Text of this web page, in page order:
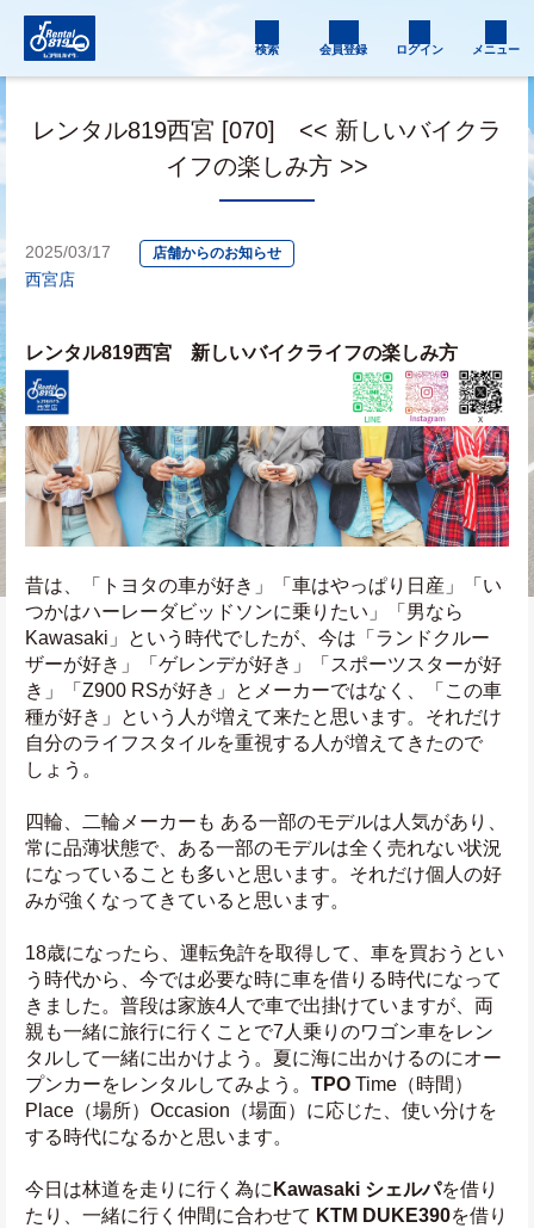
検索 会員登録 ログイン メニュー
レンタル819西宮 [070] << 新しいバイクラ
イフの楽しみ方 >>
2025/03/17 店舗からのお知らせ
西宮店
レンタル819西宮　新しいバイクライフの楽しみ方
昔は、「トヨタの車が好き」「車はやっぱり日産」「い
つかはハーレーダビッドソンに乗りたい」「男なら
Kawasaki」という時代でしたが、今は「ランドクルー
ザーが好き」「ゲレンデが好き」「スポーツスターが好
き」「Z900 RSが好き」とメーカーではなく、「この車
種が好き」という人が増えて来たと思います。それだけ
自分のライフスタイルを重視する人が増えてきたので
しょう。
四輪、二輪メーカーも ある一部のモデルは人気があり、
常に品薄状態で、ある一部のモデルは全く売れない状況
になっていることも多いと思います。それだけ個人の好
みが強くなってきていると思います。
18歳になったら、運転免許を取得して、車を買おうとい
う時代から、今では必要な時に車を借りる時代になって
きました。普段は家族4人で車で出掛けていますが、両
親も一緒に旅行に行くことで7人乗りのワゴン車をレン
タルして一緒に出かけよう。夏に海に出かけるのにオー
プンカーをレンタルしてみよう。 TPO Time（時間）
Place（場所）Occasion（場面）に応じた、使い分けを
する時代になるかと思います。
今日は林道を走りに行く為に Kawasaki シェルパを借り
たり、一緒に行く仲間に合わせて KTM DUKE390を借り